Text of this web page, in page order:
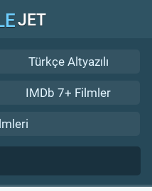
JET
Türkçe Altyazılı
IMDb 7+ Filmler